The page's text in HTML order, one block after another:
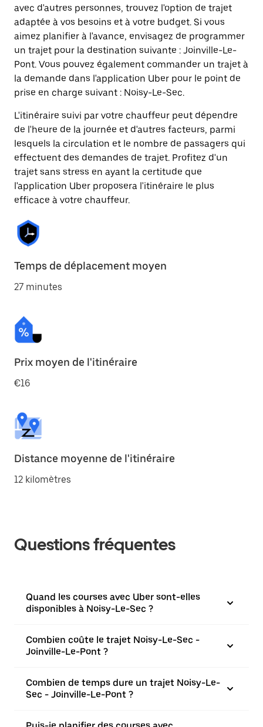
avec d'autres personnes, trouvez l'option de trajet
adaptée à vos besoins et à votre budget. Si vous
aimez planifier à l'avance, envisagez de programmer
un trajet pour la destination suivante : Joinville-Le-
Pont. Vous pouvez également commander un trajet à
la demande dans l'application Uber pour le point de
prise en charge suivant : Noisy-Le-Sec.
L'itinéraire suivi par votre chauffeur peut dépendre
de l'heure de la journée et d'autres facteurs, parmi
lesquels la circulation et le nombre de passagers qui
effectuent des demandes de trajet. Profitez d'un
trajet sans stress en ayant la certitude que
l'application Uber proposera l'itinéraire le plus
efficace à votre chauffeur.
Temps de déplacement moyen
27 minutes
Prix moyen de l'itinéraire
€16
Distance moyenne de l'itinéraire
12 kilomètres
Questions fréquentes
Quand les courses avec Uber sont-elles
disponibles à Noisy-Le-Sec ?
Combien coûte le trajet Noisy-Le-Sec -
Joinville-Le-Pont ?
Combien de temps dure un trajet Noisy-Le-
Sec - Joinville-Le-Pont ?